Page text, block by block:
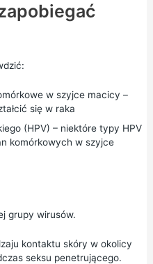
w szyjce macicy –
się w raka
(HPV) – niektóre typy HPV
komórkowych w szyjce
grupy wirusów.
kontaktu skóry w okolicy
seksu penetrującego.